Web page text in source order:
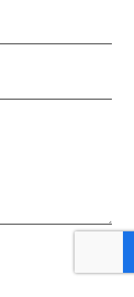
appreciated their
Customer service was
to them, I was
Loan between